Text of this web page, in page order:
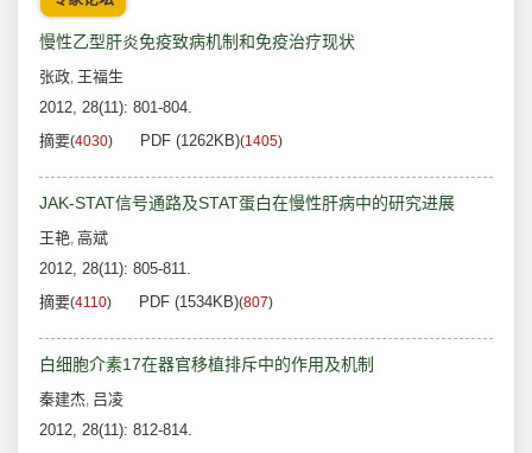
慢性乙型肝炎免疫致病机制和免疫治疗现状
张政, 王福生
2012, 28(11): 801-804.
摘要(4030) PDF (1262KB)(1405)
JAK-STAT信号通路及STAT蛋白在慢性肝病中的研究进展
王艳, 高斌
2012, 28(11): 805-811.
摘要(4110) PDF (1534KB)(807)
白细胞介素17在器官移植排斥中的作用及机制
秦建杰, 吕凌
2012, 28(11): 812-814.